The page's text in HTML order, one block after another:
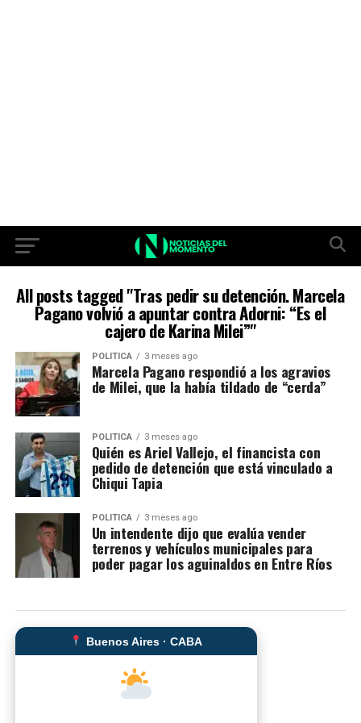
All posts tagged "Tras pedir su detención. Marcela
Pagano volvió a apuntar contra Adorni: “Es el
cajero de Karina Milei”"
POLITICA 3 meses ago
Marcela Pagano respondió a los agravios
de Milei, que la había tildado de “cerda”
POLITICA 3 meses ago
Quién es Ariel Vallejo, el financista con
pedido de detención que está vinculado a
Chiqui Tapia
POLITICA 3 meses ago
Un intendente dijo que evalúa vender
terrenos y vehículos municipales para
poder pagar los aguinaldos en Entre Ríos
Buenos Aires · CABA